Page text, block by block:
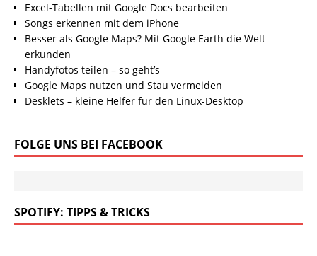
Excel-Tabellen mit Google Docs bearbeiten
Songs erkennen mit dem iPhone
Besser als Google Maps? Mit Google Earth die Welt
erkunden
Handyfotos teilen – so geht’s
Google Maps nutzen und Stau vermeiden
Desklets – kleine Helfer für den Linux-Desktop
FOLGE UNS BEI FACEBOOK
SPOTIFY: TIPPS & TRICKS